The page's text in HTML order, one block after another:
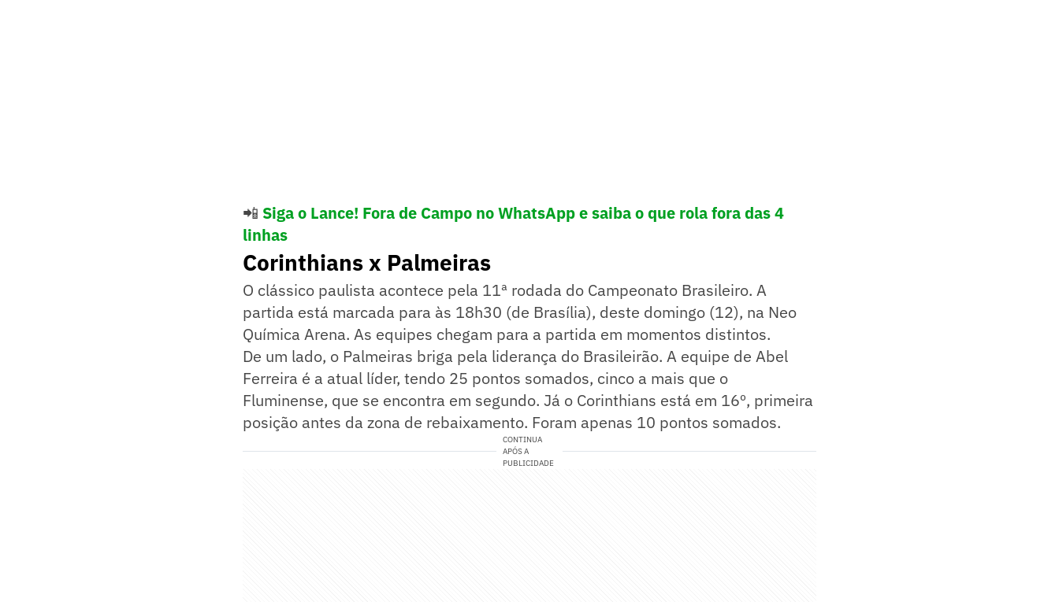
📲 Siga o Lance! Fora de Campo no WhatsApp e saiba o que rola fora das 4
linhas
Corinthians x Palmeiras
O clássico paulista acontece pela 11ª rodada do Campeonato Brasileiro. A
partida está marcada para às 18h30 (de Brasília), deste domingo (12), na Neo
Química Arena. As equipes chegam para a partida em momentos distintos.
De um lado, o Palmeiras briga pela liderança do Brasileirão. A equipe de Abel
Ferreira é a atual líder, tendo 25 pontos somados, cinco a mais que o
Fluminense, que se encontra em segundo. Já o Corinthians está em 16º, primeira
posição antes da zona de rebaixamento. Foram apenas 10 pontos somados.
CONTINUA
APÓS A
PUBLICIDADE